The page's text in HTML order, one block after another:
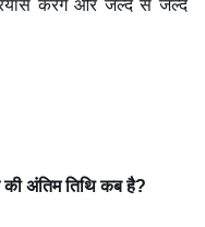
करेंगे और जल्द से जल्द
अंतिम तिथि कब है?